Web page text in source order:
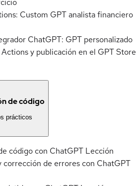
Custom GPT analista financiero
ChatGPT: GPT personalizado
y publicación en el GPT Store
de código
prácticos
código con ChatGPT Lección
corrección de errores con ChatGPT